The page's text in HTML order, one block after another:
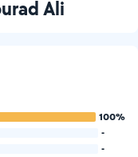
Ali
100%
-
-